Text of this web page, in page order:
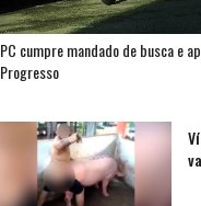
PC cumpre mandado de busca e
Progresso